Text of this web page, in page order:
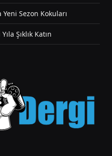
Sezon Kokuları
Şıklık Katın